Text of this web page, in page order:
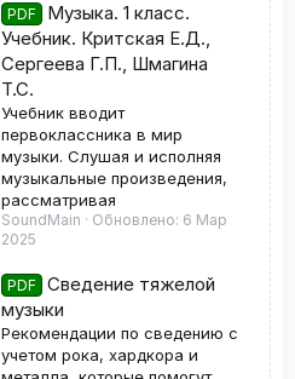
PDF
Музыка. 1 класс.
Учебник. Критская Е.Д.,
Сергеева Г.П., Шмагина
Т.С.
Учебник вводит
первоклассника в мир
музыки. Слушая и исполняя
музыкальные произведения,
рассматривая
SoundMain Обновлено: 6 Мар
2025
PDF
Сведение тяжелой
музыки
Рекомендации по сведению с
учетом рока, хардкора и